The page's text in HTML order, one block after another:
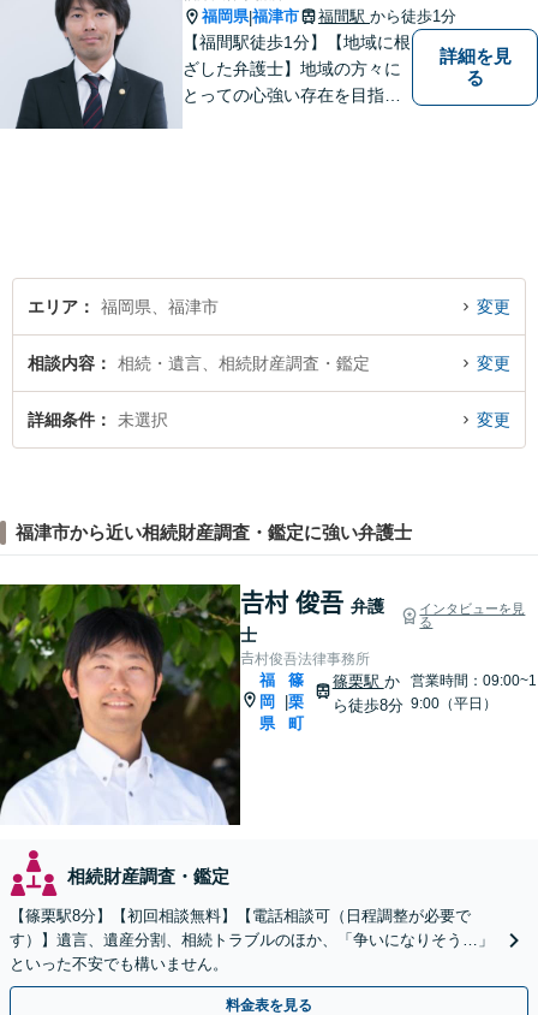
福岡県|福津市 福間駅 から徒歩1分
【福間駅徒歩1分】【地域に根
ざした弁護士】地域の方々に
とっての心強い存在を目指し
詳細を見
る
エリア 福岡県、福津市 変更
相談内容 相続・遺言、相続財産調査・鑑定 変更
詳細条件 未選択 変更
福津市から近い相続財産調査・鑑定に強い弁護士
𠮷村 俊吾 弁護
士
インタビューを見
る
𠮷村俊吾法律事務所
福
岡
県
篠
栗
町
篠栗駅 か
ら徒歩8分
営業時間：09:00~1
9:00（平日）
相続財産調査・鑑定
【篠栗駅8分】【初回相談無料】【電話相談可（日程調整が必要で
す）】遺言、遺産分割、相続トラブルのほか、「争いになりそう…」
といった不安でも構いません。
料金表を見る